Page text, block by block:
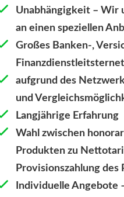
Unabhängigkeit – Wir
an einen speziellen
Großes Banken-,
aufgrund des
und
Langjährige Erfahrung
Wahl zwischen
Produkten zu
Provisionszahlung
Individuelle Angebote